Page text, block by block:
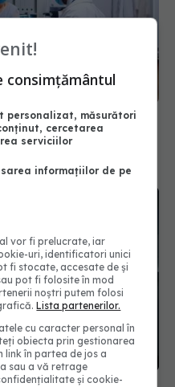
infecțiile și consumul
de Ministerul
din România.
consimțământul
personalizat, măsurători
cercetarea
serviciilor
informațiilor de pe
vor fi prelucrate, iar
uri, identificatori unici
fi stocate, accesate de și
pot fi folosite în mod
noștri putem folosi
Lista partenerilor.
cu caracter personal în
obiecta prin gestionarea
link în partea de jos a
sau a vă retrage
și cookie-